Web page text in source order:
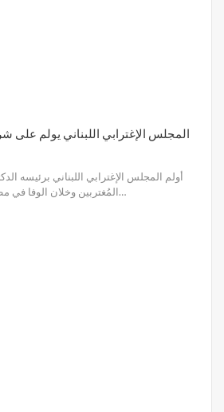
المجلس الإغترابي اللبناني يولم على
أولم المجلس الإغترابي اللبناني برئيسه
المُغتربين وخلان الوفا في مطعم الكاشف – تبنين، حيث…